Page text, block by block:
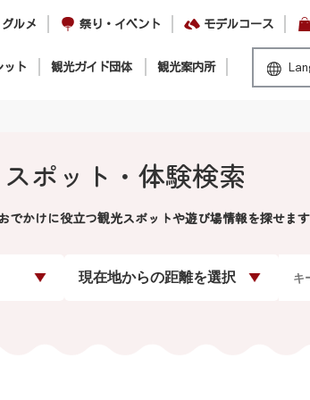
グルメ 祭り・イベント モデルコース
ット 観光ガイド団体 観光案内所
スポット・体験検索
でかけに役立つ観光スポットや遊び場情報を探せま
現在地からの距離を選択